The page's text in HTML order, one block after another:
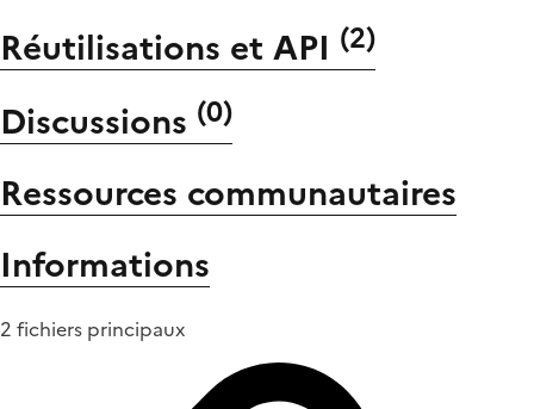
Réutilisations et API (2)
Discussions (0)
Ressources communautaires
Informations
2 fichiers principaux